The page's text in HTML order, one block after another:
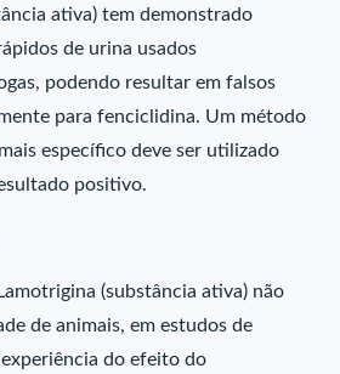
ativa) tem demonstrado
de urina usados
podendo resultar em falsos
para fenciclidina. Um método
específico deve ser utilizado
positivo.
(substância ativa) não
de animais, em estudos de
do efeito do